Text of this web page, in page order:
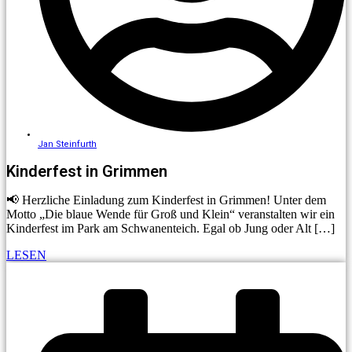
Jan Steinfurth
Kinderfest in Grimmen
📢 Herzliche Einladung zum Kinderfest in Grimmen! Unter dem
Motto „Die blaue Wende für Groß und Klein“ veranstalten wir ein
Kinderfest im Park am Schwanenteich. Egal ob Jung oder Alt […]
LESEN